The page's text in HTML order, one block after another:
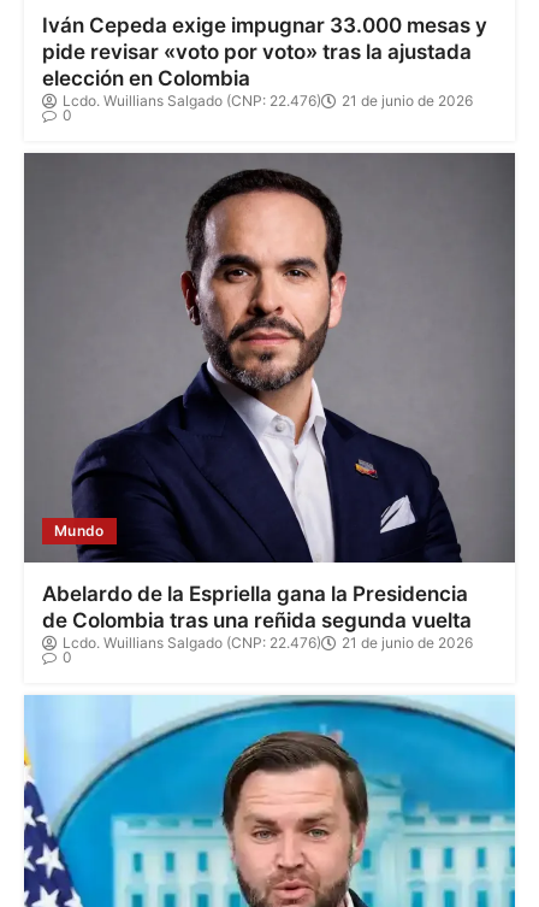
Iván Cepeda exige impugnar 33.000 mesas y
pide revisar «voto por voto» tras la ajustada
elección en Colombia
Lcdo. Wuillians Salgado (CNP: 22.476)
21 de junio de 2026
0
Mundo
Abelardo de la Espriella gana la Presidencia
de Colombia tras una reñida segunda vuelta
Lcdo. Wuillians Salgado (CNP: 22.476)
21 de junio de 2026
0